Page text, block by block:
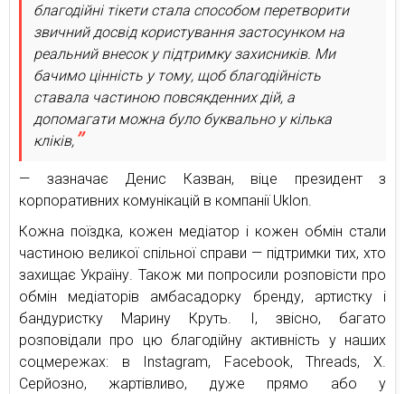
благодійні тікети стала способом перетворити
звичний досвід користування застосунком на
реальний внесок у підтримку захисників. Ми
бачимо цінність у тому, щоб благодійність
ставала частиною повсякденних дій, а
допомагати можна було буквально у кілька
кліків,
— зазначає Денис Казван, віце президент з
корпоративних комунікацій в компанії Uklon.
Кожна поїздка, кожен медіатор і кожен обмін стали
частиною великої спільної справи — підтримки тих, хто
захищає Україну. Також ми попросили розповісти про
обмін медіаторів амбасадорку бренду, артистку і
бандуристку Марину Круть. І, звісно, багато
розповідали про цю благодійну активність у наших
соцмережах: в Instagram, Facebook, Threads, X.
Серйозно, жартівливо, дуже прямо або у